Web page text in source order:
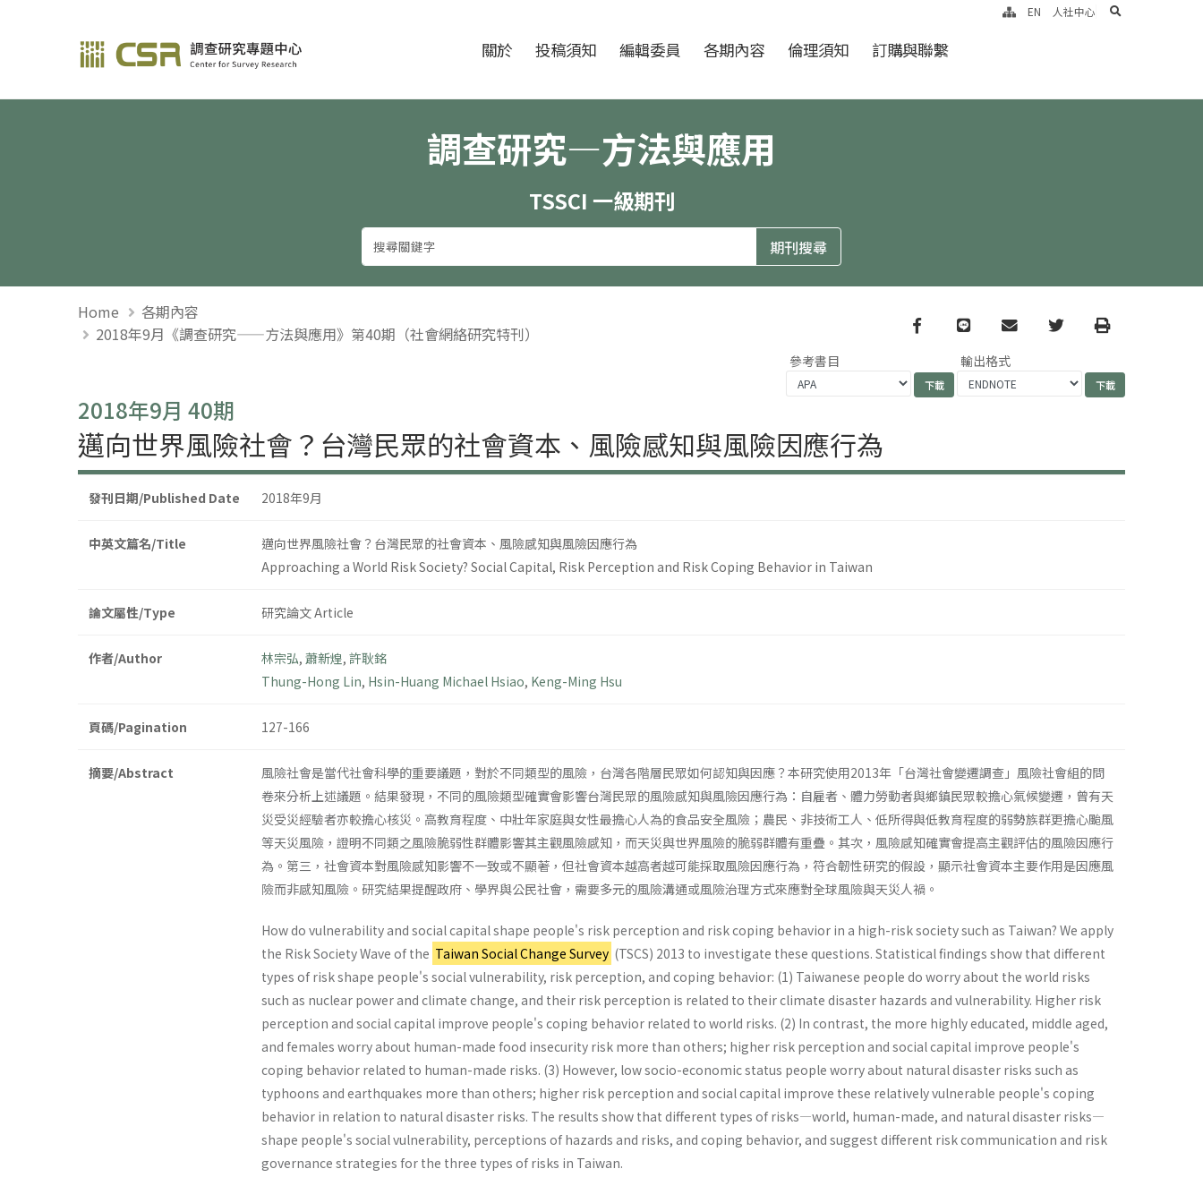
調查研究—方法與應用期刊 關於 投稿須知 編輯委員 各期內容 倫理須知 訂購與聯繫
EN 人社中心 search
調查研究—方法與應用
TSSCI 一級期刊
Home
各期內容
2018年9月《調查研究——方法與應用》第40期（社會網絡研究特刊）
Facebook
line email TwitterPrint
參考書目 輸出格式
2018年9月 40期
邁向世界風險社會？台灣民眾的社會資本、風險感知與風險因應行為
發刊日期/Published Date 2018年9月
中英文篇名/Title
邁向世界風險社會？台灣民眾的社會資本、風險感知與風險因應行為
Approaching a World Risk Society? Social Capital, Risk Perception and Risk Coping Behavior in Taiwan
論文屬性/Type 研究論文 Article
作者/Author 林宗弘, 蕭新煌, 許耿銘
Thung-Hong Lin, Hsin-Huang Michael Hsiao, Keng-Ming Hsu
頁碼/Pagination 127-166
摘要/Abstract
風險社會是當代社會科學的重要議題，對於不同類型的風險，台灣各階層民眾如何認知與因應？本研究使用2013年「台灣社會變遷調查」風險社會組的問
卷來分析上述議題。結果發現，不同的風險類型確實會影響台灣民眾的風險感知與風險因應行為：自雇者、體力勞動者與鄉鎮民眾較擔心氣候變遷，曾有天
災受災經驗者亦較擔心核災。高教育程度、中壯年家庭與女性最擔心人為的食品安全風險；農民、非技術工人、低所得與低教育程度的弱勢族群更擔心颱風
等天災風險，證明不同類之風險脆弱性群體影響其主觀風險感知，而天災與世界風險的脆弱群體有重疊。其次，風險感知確實會提高主觀評估的風險因應行
為。第三，社會資本對風險感知影響不一致或不顯著，但社會資本越高者越可能採取風險因應行為，符合韌性研究的假設，顯示社會資本主要作用是因應風
險而非感知風險。研究結果提醒政府、學界與公民社會，需要多元的風險溝通或風險治理方式來應對全球風險與天災人禍。
How do vulnerability and social capital shape people's risk perception and risk coping behavior in a high-risk society such as Taiwan? We apply
the Risk Society Wave of the Taiwan Social Change Survey (TSCS) 2013 to investigate these questions. Statistical findings show that different
types of risk shape people's social vulnerability, risk perception, and coping behavior: (1) Taiwanese people do worry about the world risks
such as nuclear power and climate change, and their risk perception is related to their climate disaster hazards and vulnerability. Higher risk
perception and social capital improve people's coping behavior related to world risks. (2) In contrast, the more highly educated, middle aged,
and females worry about human-made food insecurity risk more than others; higher risk perception and social capital improve people's
coping behavior related to human-made risks. (3) However, low socio-economic status people worry about natural disaster risks such as
typhoons and earthquakes more than others; higher risk perception and social capital improve these relatively vulnerable people's coping
behavior in relation to natural disaster risks. The results show that different types of risks—world, human-made, and natural disaster risks—
shape people's social vulnerability, perceptions of hazards and risks, and coping behavior, and suggest different risk communication and risk
governance strategies for the three types of risks in Taiwan.